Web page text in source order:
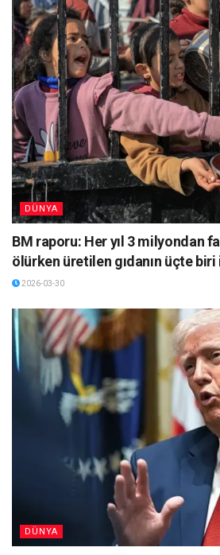
DÜNYA
BM raporu: Her yıl 3 milyondan
ölürken üretilen gıdanın üçte
2026-03-30
DÜNYA